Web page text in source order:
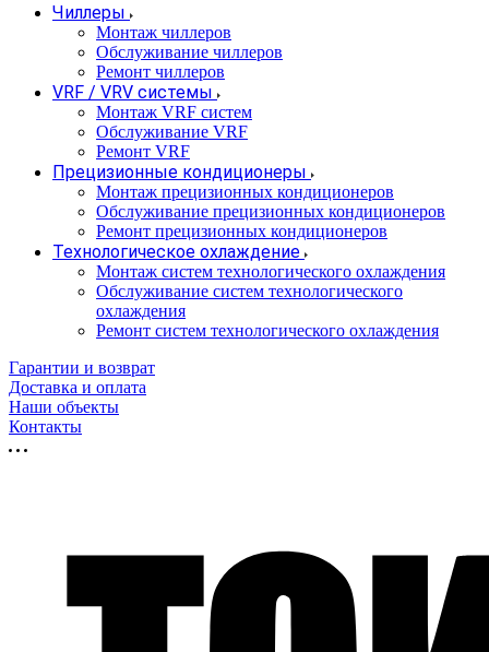
Чиллеры
Монтаж чиллеров
Обслуживание чиллеров
Ремонт чиллеров
VRF / VRV системы
Монтаж VRF систем
Обслуживание VRF
Ремонт VRF
Прецизионные кондиционеры
Монтаж прецизионных кондиционеров
Обслуживание прецизионных кондиционеров
Ремонт прецизионных кондиционеров
Технологическое охлаждение
Монтаж систем технологического охлаждения
Обслуживание систем технологического
охлаждения
Ремонт систем технологического охлаждения
Гарантии и возврат
Доставка и оплата
Наши объекты
Контакты